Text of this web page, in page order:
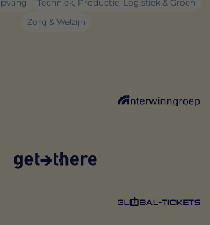
Techniek, Productie, Logistiek & Groen
Zorg & Welzijn